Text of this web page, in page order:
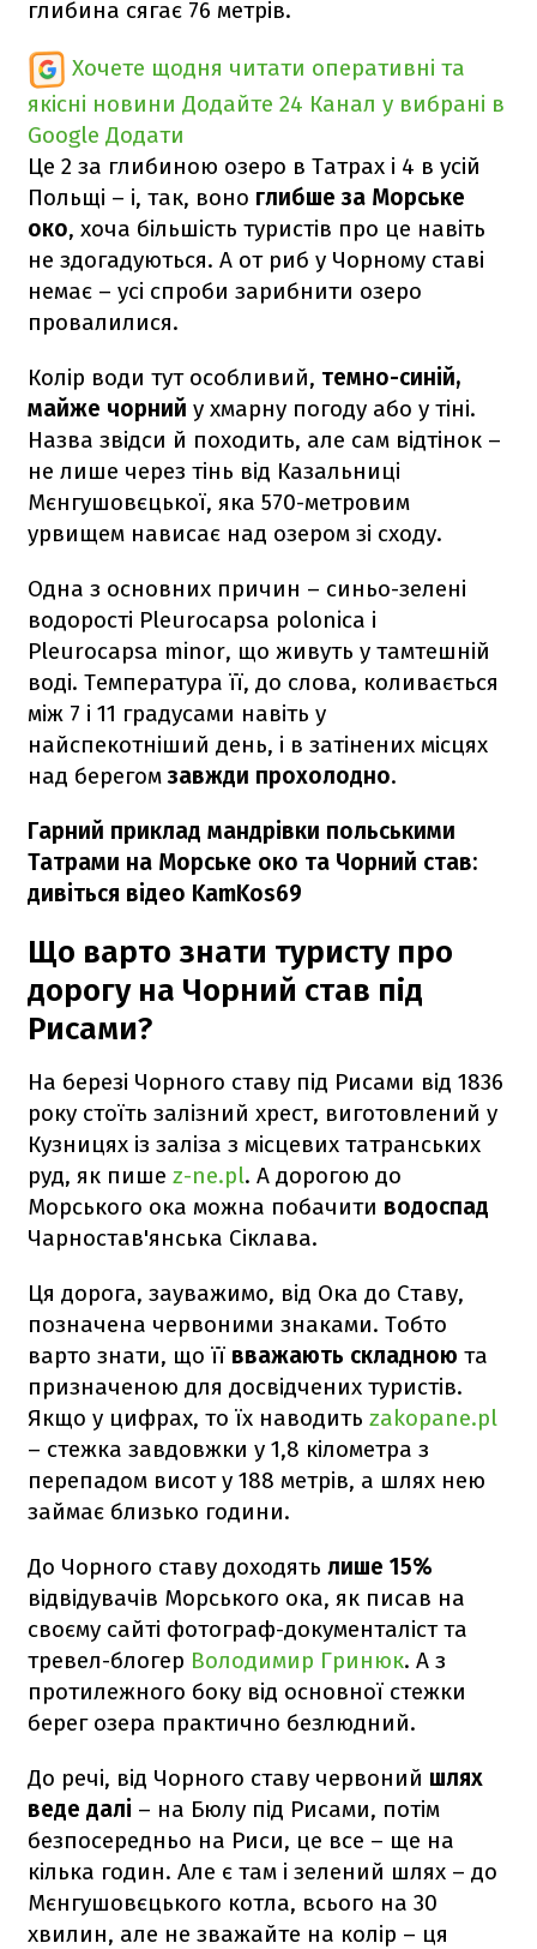
глибина сягає 76 метрів.
Хочете щодня читати оперативні та
якісні новини Додайте 24 Канал у вибрані в
Google Додати
Це 2 за глибиною озеро в Татрах і 4 в усій
Польщі – і, так, воно глибше за Морське
око, хоча більшість туристів про це навіть
не здогадуються. А от риб у Чорному ставі
немає – усі спроби зарибнити озеро
провалилися.
Колір води тут особливий, темно-синій,
майже чорний у хмарну погоду або у тіні.
Назва звідси й походить, але сам відтінок –
не лише через тінь від Казальниці
Мєнгушовєцької, яка 570-метровим
урвищем нависає над озером зі сходу.
Одна з основних причин – синьо-зелені
водорості Pleurocapsa polonica і
Pleurocapsa minor, що живуть у тамтешній
воді. Температура її, до слова, коливається
між 7 і 11 градусами навіть у
найспекотніший день, і в затінених місцях
над берегомзавжди прохолодно.
Гарний приклад мандрівки польськими
Татрами на Морське око та Чорний став:
дивіться відео KamKos69
Що варто знати туристу про
дорогу на Чорний став під
Рисами?
На березі Чорного ставу під Рисами від 1836
року стоїть залізний хрест, виготовлений у
Кузницях із заліза з місцевих татранських
руд, як пише z-ne.pl. А дорогою до
Морського ока можна побачити водоспад
Чарностав'янська Сіклава.
Ця дорога, зауважимо, від Ока до Ставу,
позначена червоними знаками. Тобто
варто знати, що її вважають складною та
призначеною для досвідчених туристів.
Якщо у цифрах, то їх наводить zakopane.pl
– стежка завдовжки у 1,8 кілометра з
перепадом висот у 188 метрів, а шлях нею
займає близько години.
До Чорного ставу доходять лише 15%
відвідувачів Морського ока, як писав на
своєму сайті фотограф-документаліст та
тревел-блогер Володимир Гринюк. А з
протилежного боку від основної стежки
берег озера практично безлюдний.
До речі, від Чорного ставу червоний шлях
веде далі – на Бюлу під Рисами, потім
безпосередньо на Риси, це все – ще на
кілька годин. Але є там і зелений шлях – до
Мєнгушовєцького котла, всього на 30
хвилин, але не зважайте на колір – ця